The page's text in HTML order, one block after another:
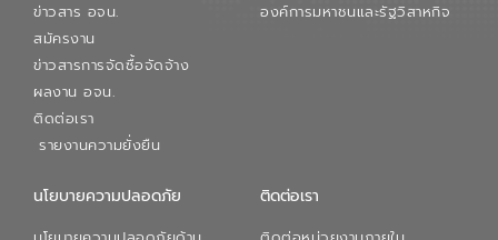
ข่าวสาร อจน.
สมัครงาน
ข่าวสารการจัดซื้อจัดจ้าง
ผลงาน อจน.
ติดต่อเรา
รายงานความยั่งยืน
องค์การมหาชนและรัฐวิสาหกิจ
นโยบายความปลอดภัย ติดต่อเรา